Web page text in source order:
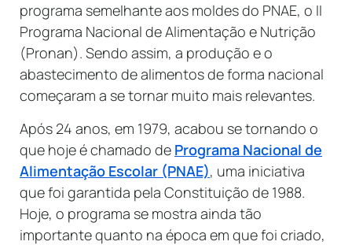
programa semelhante aos moldes do PNAE, o II
Programa Nacional de Alimentação e Nutrição
(Pronan). Sendo assim, a produção e o
abastecimento de alimentos de forma nacional
começaram a se tornar muito mais relevantes.
Após 24 anos, em 1979, acabou se tornando o
que hoje é chamado de Programa Nacional de
Alimentação Escolar (PNAE), uma iniciativa
que foi garantida pela Constituição de 1988.
Hoje, o programa se mostra ainda tão
importante quanto na época em que foi criado,